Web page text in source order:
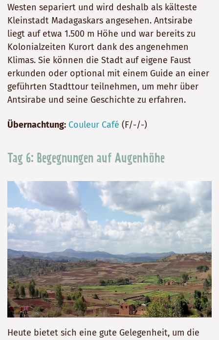
Westen separiert und wird deshalb als kälteste
Kleinstadt Madagaskars angesehen. Antsirabe
liegt auf etwa 1.500 m Höhe und war bereits zu
Kolonialzeiten Kurort dank des angenehmen
Klimas. Sie können die Stadt auf eigene Faust
erkunden oder optional mit einem Guide an einer
geführten Stadttour teilnehmen, um mehr über
Antsirabe und seine Geschichte zu erfahren.
Übernachtung: Couleur Café (F/-/-)
Tag 6: Begegnungen auf Augenhöhe
Heute bietet sich eine gute Gelegenheit, um die